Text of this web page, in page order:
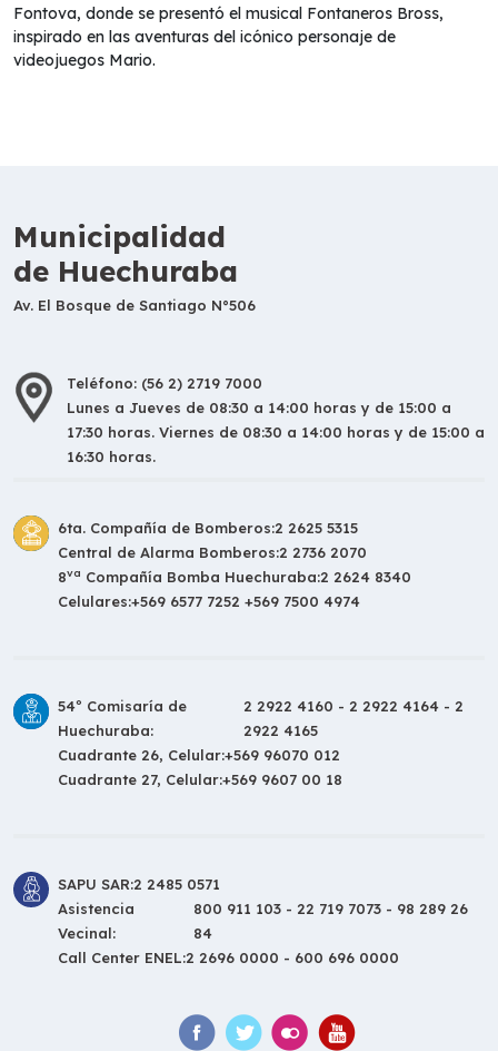
Fontova, donde se presentó el musical Fontaneros Bross,
inspirado en las aventuras del icónico personaje de
videojuegos Mario.
Municipalidad
de Huechuraba
Av. El Bosque de Santiago N°506
Teléfono: (56 2) 2719 7000
Lunes a Jueves de 08:30 a 14:00 horas y de 15:00 a
17:30 horas. Viernes de 08:30 a 14:00 horas y de 15:00 a
16:30 horas.
6ta. Compañía de Bomberos:2 2625 5315
Central de Alarma Bomberos:2 2736 2070
8va Compañía Bomba Huechuraba:2 2624 8340
Celulares:+569 6577 7252 +569 7500 4974
54º Comisaría de
Huechuraba:
2 2922 4160 - 2 2922 4164 - 2
2922 4165
Cuadrante 26, Celular:+569 96070 012
Cuadrante 27, Celular:+569 9607 00 18
SAPU SAR:2 2485 0571
Asistencia
Vecinal:
800 911 103 - 22 719 7073 - 98 289 26
84
Call Center ENEL:2 2696 0000 - 600 696 0000